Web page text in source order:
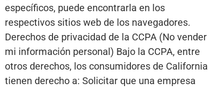
específicos, puede encontrarla en los
respectivos sitios web de los navegadores.
Derechos de privacidad de la CCPA (No vender
mi información personal) Bajo la CCPA, entre
otros derechos, los consumidores de California
tienen derecho a: Solicitar que una empresa